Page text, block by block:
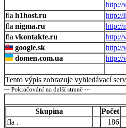
http://
h1host.ru
http://
nigma.ru
http://
vkontakte.ru
http://
google.sk
http://
domen.com.ua
http://
Tento výpis zobrazuje vyhledávací
--- Pokračování na další straně ---
Skupina
Počet
.
186